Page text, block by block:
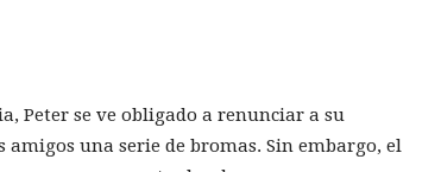
Peter se ve obligado a renunciar a su
una serie de bromas. Sin embargo, el